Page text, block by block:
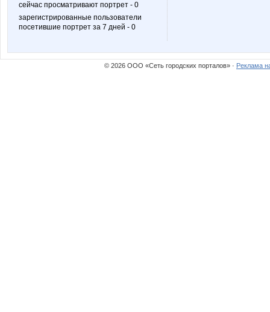
сейчас просматривают портрет - 0
зарегистрированные пользователи
посетившие портрет за 7 дней - 0
© 2026 ООО «Сеть городских порталов» · Реклама